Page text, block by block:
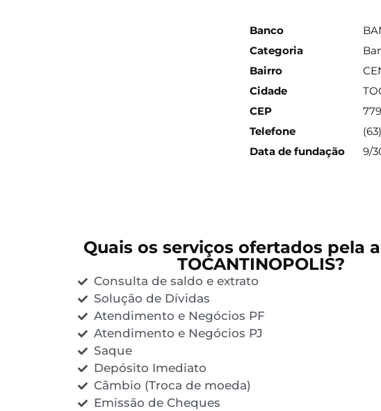
Banco
Categoria
Bairro
Cidade
CEP
Telefone
Data de fundação
9/
Quais os serviços ofertados pela
TOCANTINOPOLIS?
Consulta de saldo e extrato
Solução de Dívidas
Atendimento e Negócios PF
Atendimento e Negócios PJ
Saque
Depósito Imediato
Câmbio (Troca de moeda)
Emissão de Cheques